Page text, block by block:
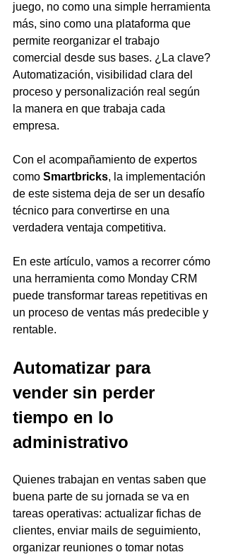
juego, no como una simple herramienta
más, sino como una plataforma que
permite reorganizar el trabajo
comercial desde sus bases. ¿La clave?
Automatización, visibilidad clara del
proceso y personalización real según
la manera en que trabaja cada
empresa.
Con el acompañamiento de expertos
como Smartbricks, la implementación
de este sistema deja de ser un desafío
técnico para convertirse en una
verdadera ventaja competitiva.
En este artículo, vamos a recorrer cómo
una herramienta como Monday CRM
puede transformar tareas repetitivas en
un proceso de ventas más predecible y
rentable.
Automatizar para
vender sin perder
tiempo en lo
administrativo
Quienes trabajan en ventas saben que
buena parte de su jornada se va en
tareas operativas: actualizar fichas de
clientes, enviar mails de seguimiento,
organizar reuniones o tomar notas